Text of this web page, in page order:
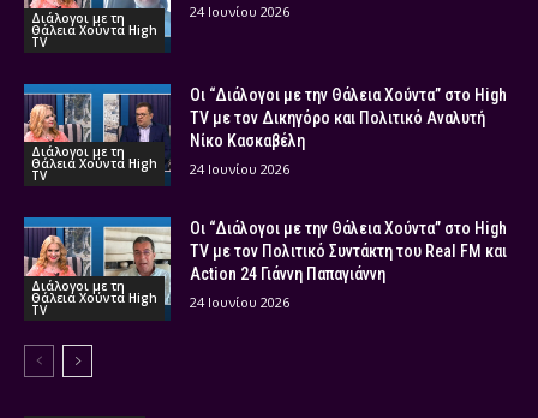
Διάλογοι με τη
Θάλεια Χούντα High
TV
24 Ιουνίου 2026
Διάλογοι με τη
Θάλεια Χούντα High
TV
Οι “Διάλογοι με την Θάλεια Χούντα” στο High
TV με τον Δικηγόρο και Πολιτικό Αναλυτή
Νίκο Κασκαβέλη
24 Ιουνίου 2026
Διάλογοι με τη
Θάλεια Χούντα High
TV
Οι “Διάλογοι με την Θάλεια Χούντα” στο High
TV με τον Πολιτικό Συντάκτη του Real FM και
Action 24 Γιάννη Παπαγιάννη
24 Ιουνίου 2026